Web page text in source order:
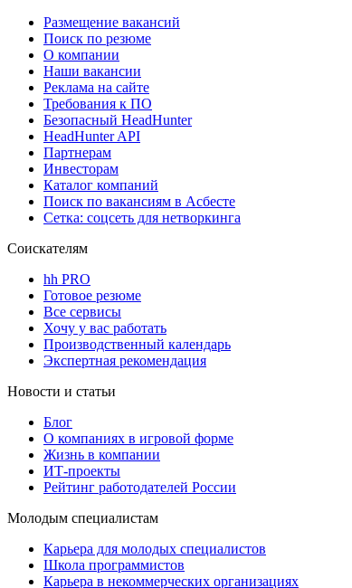
Размещение вакансий
Поиск по резюме
О компании
Наши вакансии
Реклама на сайте
Требования к ПО
Безопасный HeadHunter
HeadHunter API
Партнерам
Инвесторам
Каталог компаний
Поиск по вакансиям в Асбесте
Сетка: соцсеть для нетворкинга
Соискателям
hh PRO
Готовое резюме
Все сервисы
Хочу у вас работать
Производственный календарь
Экспертная рекомендация
Новости и статьи
Блог
О компаниях в игровой форме
Жизнь в компании
ИТ-проекты
Рейтинг работодателей России
Молодым специалистам
Карьера для молодых специалистов
Школа программистов
Карьера в некоммерческих организациях